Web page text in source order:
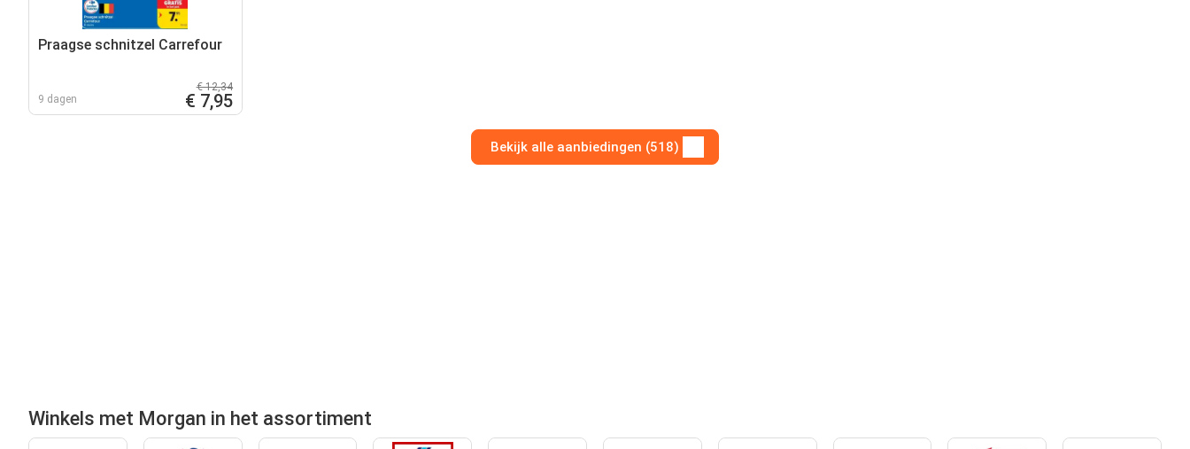
Praagse schnitzel Carrefour
9 dagen
€ 12,34
€ 7,95
Bekijk alle aanbiedingen (518)
Winkels met Morgan in het assortiment